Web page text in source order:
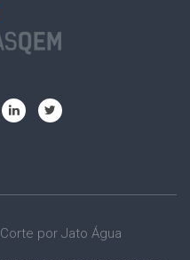
Corte por Jato Água